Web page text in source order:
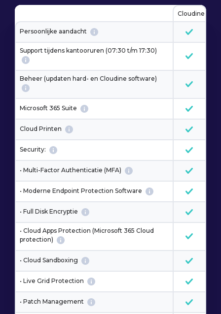
Cloudine
Persoonlijke aandacht
Support tijdens kantooruren (07:30 t/m 17:30)
Beheer (updaten hard- en Cloudine software)
Microsoft 365 Suite
Cloud Printen
Security:
• Multi-Factor Authenticatie (MFA)
• Moderne Endpoint Protection Software
• Full Disk Encryptie
• Cloud Apps Protection (Microsoft 365 Cloud
protection)
• Cloud Sandboxing
• Live Grid Protection
• Patch Management